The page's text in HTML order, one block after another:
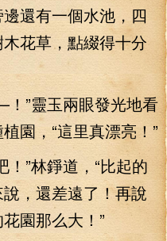
還有一個水池，四
花草，點綴得十分
靈玉兩眼發光地看
園，“這里真漂亮！”
林錚道，“比起的
，還差遠了！再說
園那么大！”